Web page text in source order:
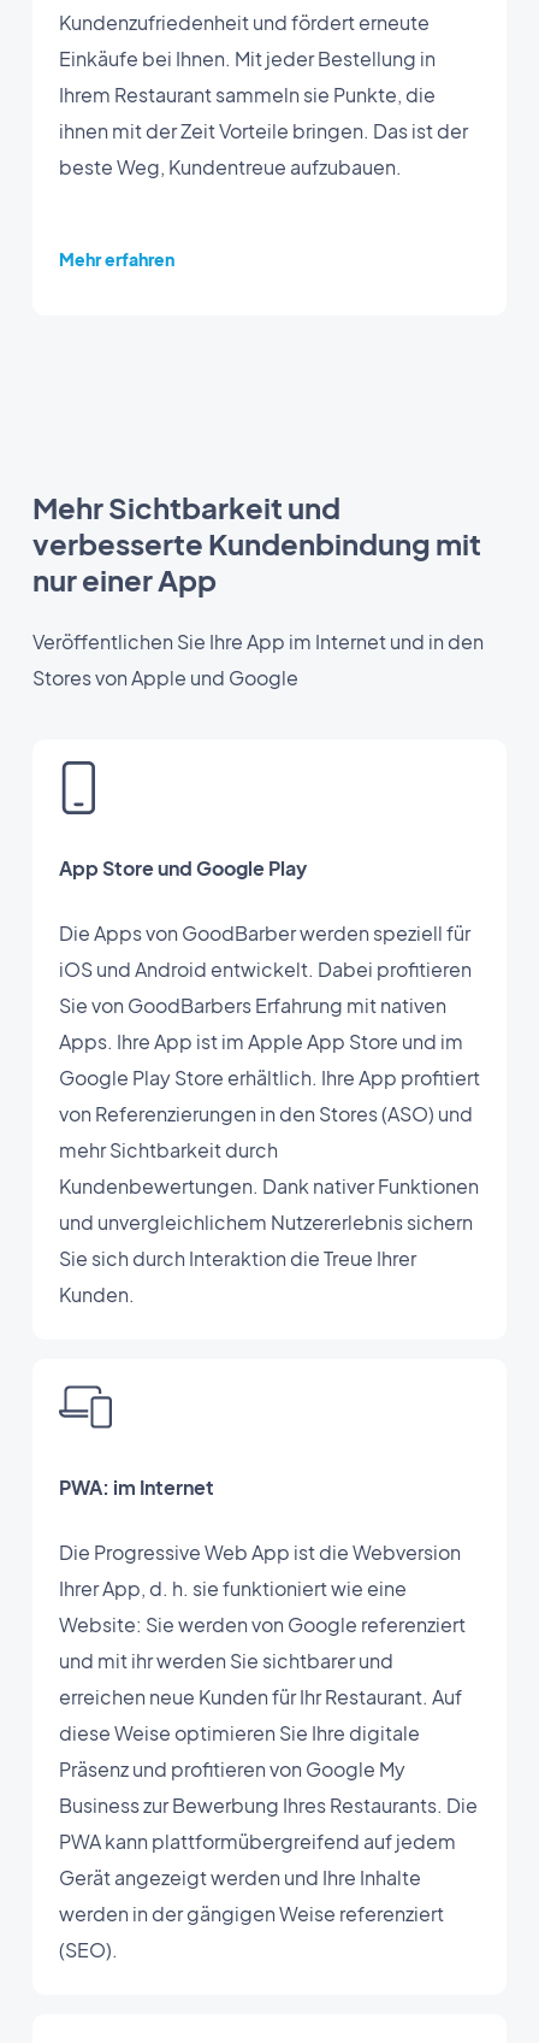
Kundenzufriedenheit und fördert erneute
Einkäufe bei Ihnen. Mit jeder Bestellung in
Ihrem Restaurant sammeln sie Punkte, die
ihnen mit der Zeit Vorteile bringen. Das ist der
beste Weg, Kundentreue aufzubauen.
Mehr erfahren
Mehr Sichtbarkeit und
verbesserte Kundenbindung mit
nur einer App
Veröffentlichen Sie Ihre App im Internet und in den
Stores von Apple und Google
App Store und Google Play
Die Apps von GoodBarber werden speziell für
iOS und Android entwickelt. Dabei profitieren
Sie von GoodBarbers Erfahrung mit nativen
Apps. Ihre App ist im Apple App Store und im
Google Play Store erhältlich. Ihre App profitiert
von Referenzierungen in den Stores (ASO) und
mehr Sichtbarkeit durch
Kundenbewertungen. Dank nativer Funktionen
und unvergleichlichem Nutzererlebnis sichern
Sie sich durch Interaktion die Treue Ihrer
Kunden.
PWA: im Internet
Die Progressive Web App ist die Webversion
Ihrer App, d. h. sie funktioniert wie eine
Website: Sie werden von Google referenziert
und mit ihr werden Sie sichtbarer und
erreichen neue Kunden für Ihr Restaurant. Auf
diese Weise optimieren Sie Ihre digitale
Präsenz und profitieren von Google My
Business zur Bewerbung Ihres Restaurants. Die
PWA kann plattformübergreifend auf jedem
Gerät angezeigt werden und Ihre Inhalte
werden in der gängigen Weise referenziert
(SEO).